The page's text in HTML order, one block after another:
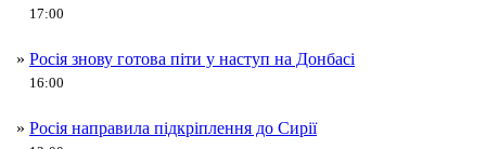
17:00
» Росія знову готова піти у наступ на Донбасі
16:00
» Росія направила підкріплення до Сирії